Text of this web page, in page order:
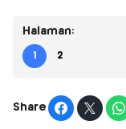
Halaman:
1 2
Share